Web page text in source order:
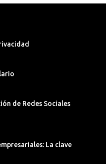
de Redes Sociales
La clave